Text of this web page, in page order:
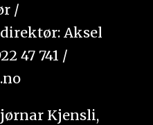
/
Aksel
47 741 /
Kjensli,